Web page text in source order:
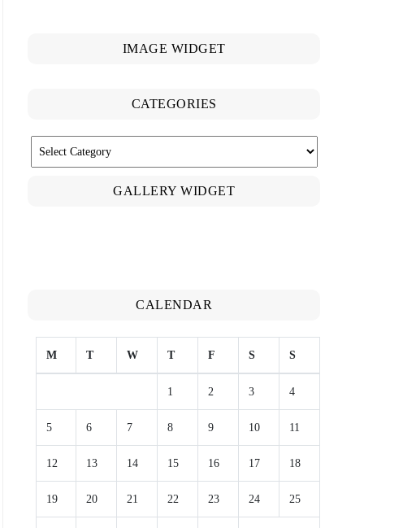
IMAGE WIDGET
CATEGORIES
GALLERY WIDGET
CALENDAR
M T W T F S S
1 2 3 4
5 6 7 8 9 10 11
12 13 14 15 16 17 18
19 20 21 22 23 24 25